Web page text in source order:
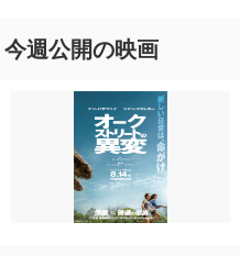
今週公開の映画